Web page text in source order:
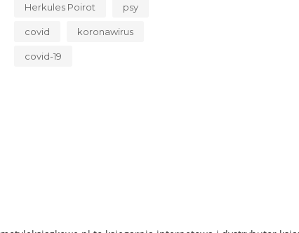
Herkules Poirot psy
covid koronawirus
covid-19